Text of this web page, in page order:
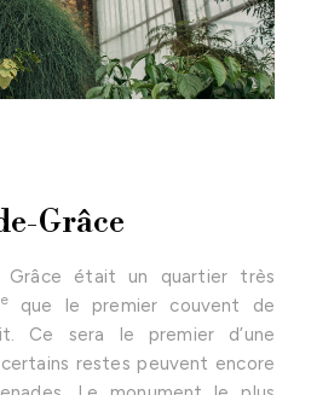
Grâce
Grâce était un quartier très
eque le premier couvent de
Ce sera le premier d’une
restes peuvent encore